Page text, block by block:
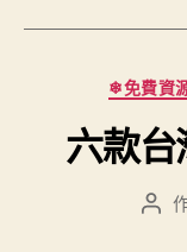
❄免費資
六款
文